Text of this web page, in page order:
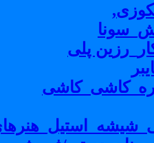
پلی